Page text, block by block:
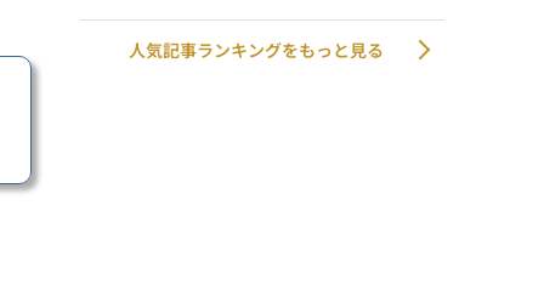
人気記事ランキングをもっと見る